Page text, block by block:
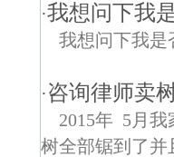
·我想问下我
我想问下我是
·咨询律师卖
2015年 5月
树全部锯到了并